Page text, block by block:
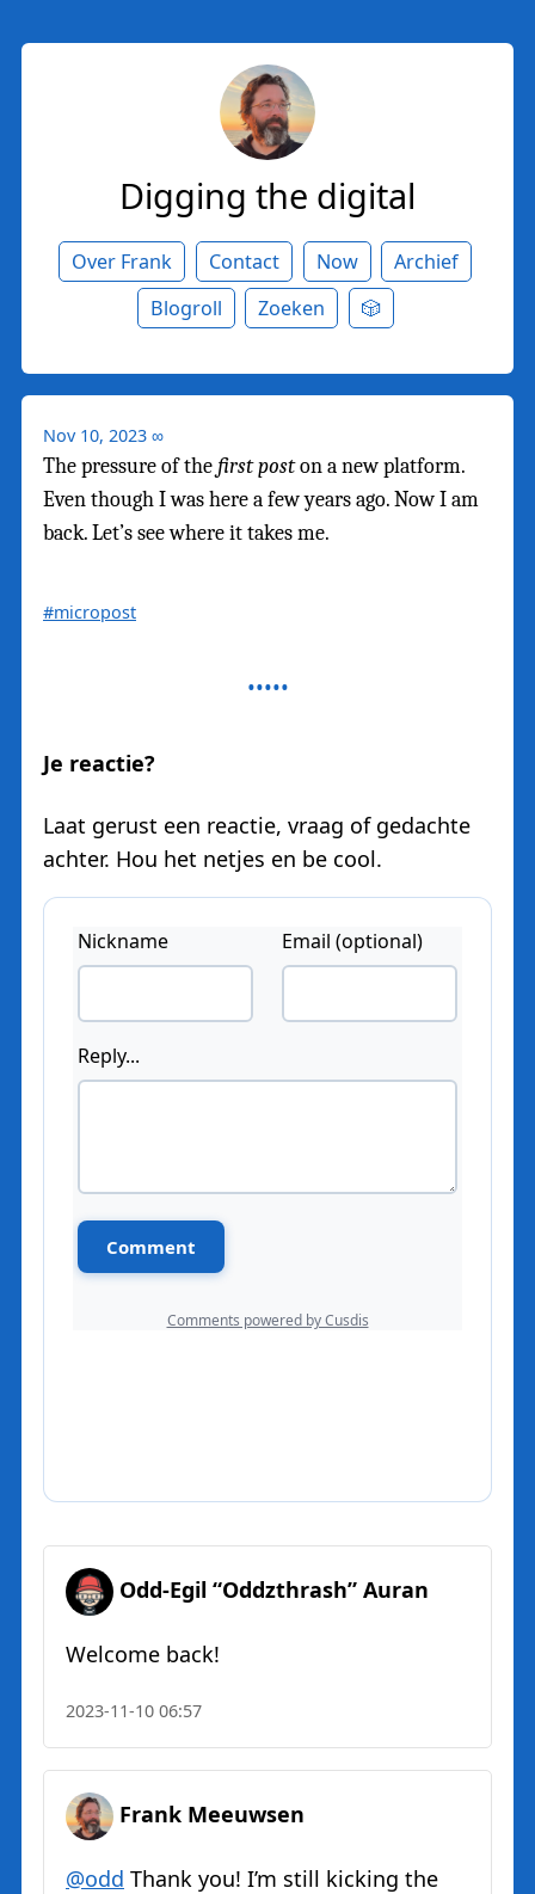
Digging the digital
Over Frank Contact Now
Archief
Blogroll
Zoeken 🎲
Nov 10, 2023 ∞
The pressure of the first poston a new platform.
Even though I was here a few years ago. Now I am
back. Let’s see where it takes me.
#micropost
Je reactie?
Laat gerust een reactie, vraag of gedachte
achter. Hou het netjes en be cool.
Odd-Egil “Oddzthrash” Auran
Welcome back!
2023-11-10 06:57
Frank Meeuwsen
@odd Thank you! I’m still kicking the